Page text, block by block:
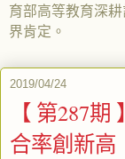
育部高等教育深
界肯定。
2019/04/24
【 第287
合率創新高